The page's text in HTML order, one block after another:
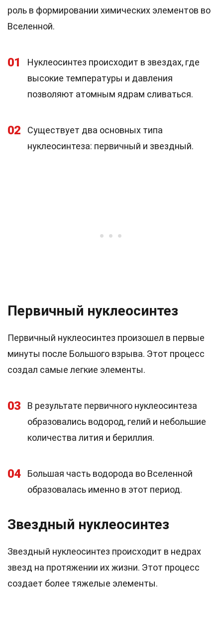
роль в формировании химических элементов во
Вселенной.
01
Нуклеосинтез происходит в звездах, где
высокие температуры и давления
позволяют атомным ядрам сливаться.
02
Существует два основных типа
нуклеосинтеза: первичный и звездный.
Первичный нуклеосинтез
Первичный нуклеосинтез произошел в первые
минуты после Большого взрыва. Этот процесс
создал самые легкие элементы.
03
В результате первичного нуклеосинтеза
образовались водород, гелий и небольшие
количества лития и бериллия.
04
Большая часть водорода во Вселенной
образовалась именно в этот период.
Звездный нуклеосинтез
Звездный нуклеосинтез происходит в недрах
звезд на протяжении их жизни. Этот процесс
создает более тяжелые элементы.